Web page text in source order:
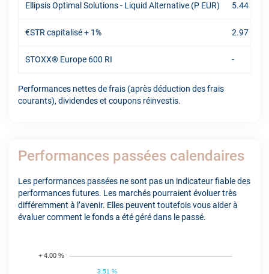
Ellipsis Optimal Solutions - Liquid Alternative (P EUR) 5.44 %
€STR capitalisé + 1% 2.97 %
STOXX® Europe 600 RI -
Performances nettes de frais (après déduction des frais
courants), dividendes et coupons réinvestis.
Performances passées calendaires
Les performances passées ne sont pas un indicateur fiable des
performances futures. Les marchés pourraient évoluer très
différemment à l’avenir. Elles peuvent toutefois vous aider à
évaluer comment le fonds a été géré dans le passé.